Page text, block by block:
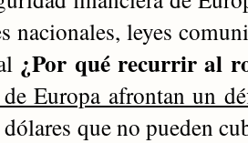
nacionales, leyes
¿Por qué recurrir al
Europa afrontan un
que no pueden